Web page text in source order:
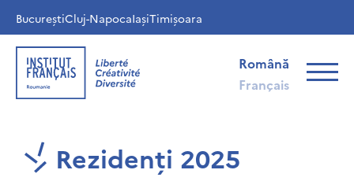
BucureștiCluj-NapocaIașiTimișoara
Română
Français
Rezidenți 2025